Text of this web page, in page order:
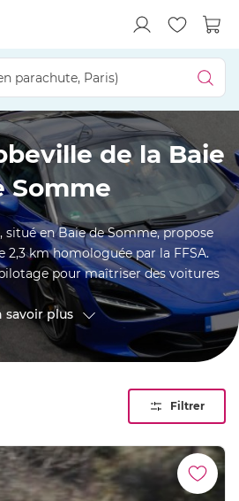
de la Baie
Somme
situé en Baie de Somme, propose
2,3 km homologuée par la FFSA.
pour maîtriser des voitures
Ferrari et Lamborghini. Vivez
en passager, accompagné par
Découvrez une expérience
et précision dans un cadre
du sport automobile sur ce circuit
savoir plus
Filtrer